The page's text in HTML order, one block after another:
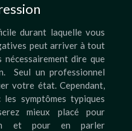
durant laquelle vous
peut arriver à tout
nécessairement dire que
Seul un professionnel
votre état. Cependant,
symptômes typiques
mieux placé pour
et pour en parler